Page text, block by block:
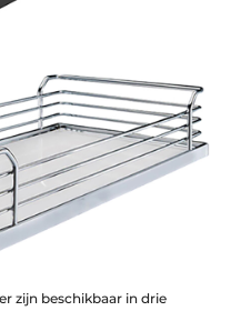
zijn beschikbaar in drie